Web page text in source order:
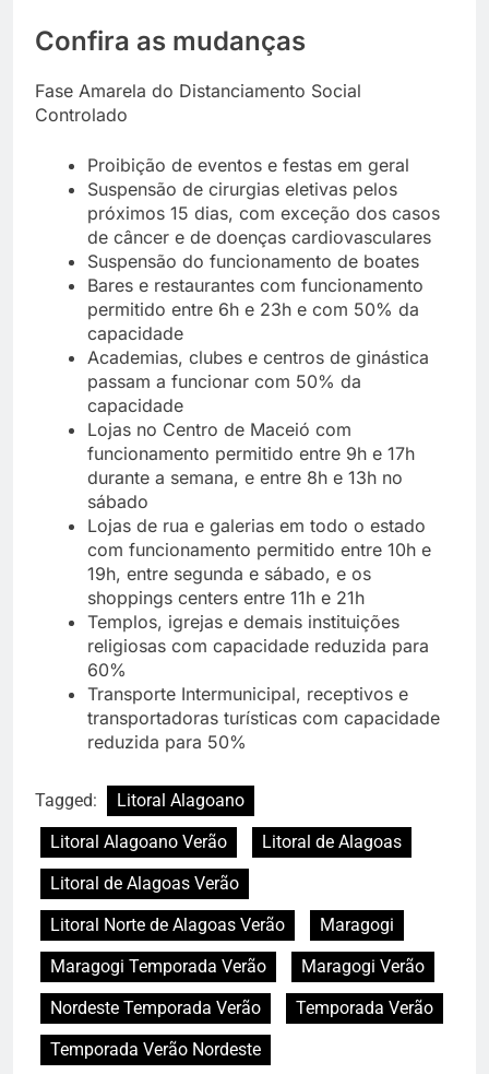
Confira as mudanças
Fase Amarela do Distanciamento Social
Controlado
Proibição de eventos e festas em geral
Suspensão de cirurgias eletivas pelos
próximos 15 dias, com exceção dos casos
de câncer e de doenças cardiovasculares
Suspensão do funcionamento de boates
Bares e restaurantes com funcionamento
permitido entre 6h e 23h e com 50% da
capacidade
Academias, clubes e centros de ginástica
passam a funcionar com 50% da
capacidade
Lojas no Centro de Maceió com
funcionamento permitido entre 9h e 17h
durante a semana, e entre 8h e 13h no
sábado
Lojas de rua e galerias em todo o estado
com funcionamento permitido entre 10h e
19h, entre segunda e sábado, e os
shoppings centers entre 11h e 21h
Templos, igrejas e demais instituições
religiosas com capacidade reduzida para
60%
Transporte Intermunicipal, receptivos e
transportadoras turísticas com capacidade
reduzida para 50%
Tagged:
Litoral Alagoano
Litoral Alagoano Verão
Litoral de Alagoas
Litoral de Alagoas Verão
Litoral Norte de Alagoas Verão
Maragogi
Maragogi Temporada Verão
Maragogi Verão
Nordeste Temporada Verão
Temporada Verão
Temporada Verão Nordeste